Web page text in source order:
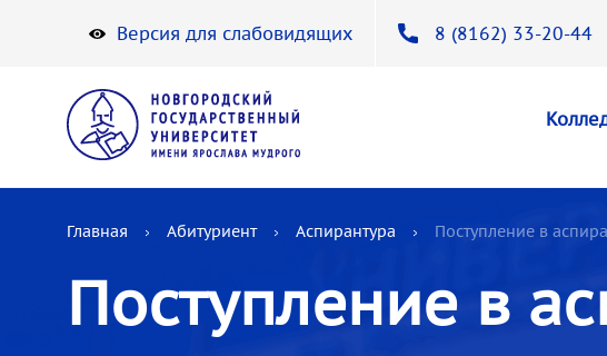
Версия для слабовидящих 8 (8162) 33-20-44
Главная Абитуриент Аспирантура Поступление в
Поступление в